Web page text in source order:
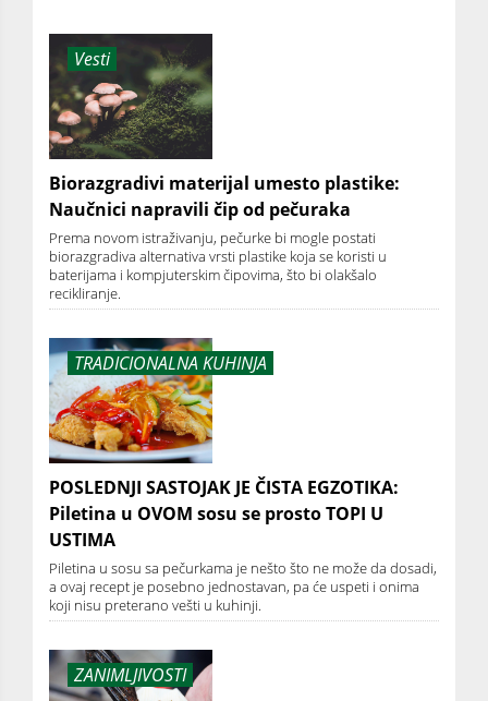
Vesti
Biorazgradivi materijal umesto plastike:
Naučnici napravili čip od pečuraka
Prema novom istraživanju, pečurke bi mogle postati
biorazgradiva alternativa vrsti plastike koja se koristi u
baterijama i kompjuterskim čipovima, što bi olakšalo
recikliranje.
TRADICIONALNA KUHINJA
POSLEDNJI SASTOJAK JE ČISTA EGZOTIKA:
Piletina u OVOM sosu se prosto TOPI U
USTIMA
Piletina u sosu sa pečurkama je nešto što ne može da dosadi,
a ovaj recept je posebno jednostavan, pa će uspeti i onima
koji nisu preterano vešti u kuhinji.
ZANIMLJIVOSTI